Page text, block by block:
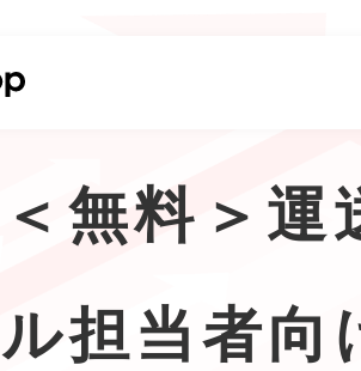
＜無料＞
ル担当者